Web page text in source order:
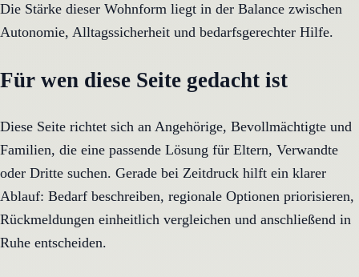
Die Stärke dieser Wohnform liegt in der Balance zwischen
Autonomie, Alltagssicherheit und bedarfsgerechter Hilfe.
Für wen diese Seite gedacht ist
Diese Seite richtet sich an Angehörige, Bevollmächtigte und
Familien, die eine passende Lösung für Eltern, Verwandte
oder Dritte suchen. Gerade bei Zeitdruck hilft ein klarer
Ablauf: Bedarf beschreiben, regionale Optionen priorisieren,
Rückmeldungen einheitlich vergleichen und anschließend in
Ruhe entscheiden.